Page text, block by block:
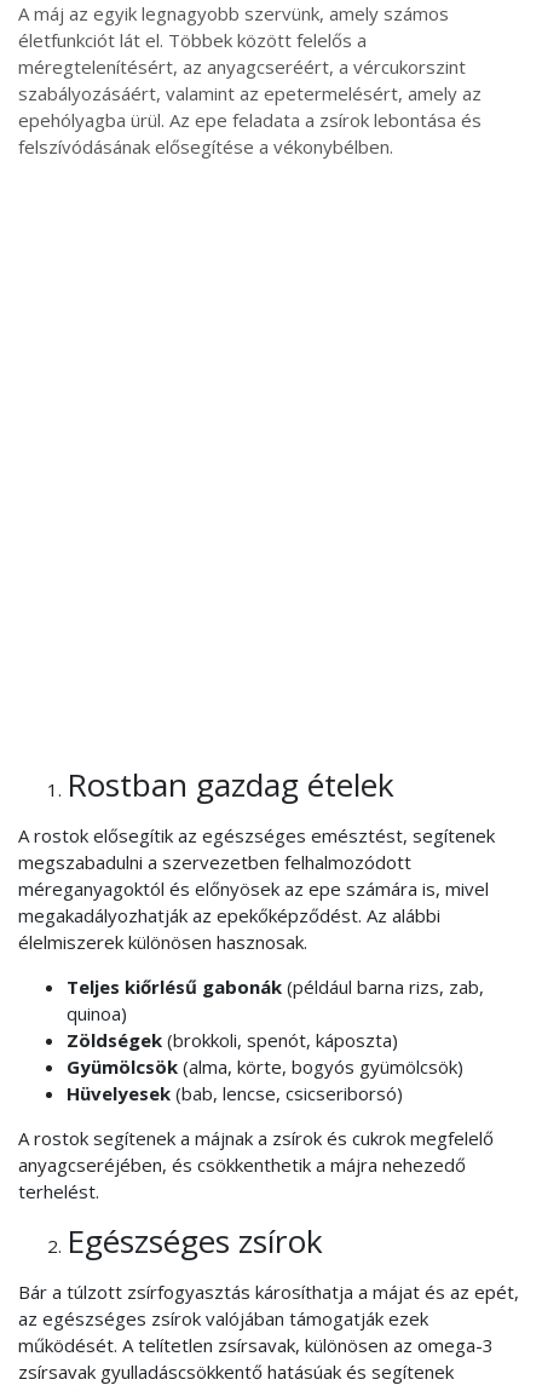
A máj az egyik legnagyobb szervünk, amely számos
életfunkciót lát el. Többek között felelős a
méregtelenítésért, az anyagcseréért, a vércukorszint
szabályozásáért, valamint az epetermelésért, amely az
epehólyagba ürül. Az epe feladata a zsírok lebontása és
felszívódásának elősegítése a vékonybélben.
Rostban gazdag ételek
A rostok elősegítik az egészséges emésztést, segítenek
megszabadulni a szervezetben felhalmozódott
méreganyagoktól és előnyösek az epe számára is, mivel
megakadályozhatják az epekőképződést. Az alábbi
élelmiszerek különösen hasznosak.
Teljes kiőrlésű gabonák (például barna rizs, zab,
quinoa)
Zöldségek (brokkoli, spenót, káposzta)
Gyümölcsök (alma, körte, bogyós gyümölcsök)
Hüvelyesek (bab, lencse, csicseriborsó)
A rostok segítenek a májnak a zsírok és cukrok megfelelő
anyagcseréjében, és csökkenthetik a májra nehezedő
terhelést.
Egészséges zsírok
Bár a túlzott zsírfogyasztás károsíthatja a májat és az epét,
az egészséges zsírok valójában támogatják ezek
működését. A telítetlen zsírsavak, különösen az omega-3
zsírsavak gyulladáscsökkentő hatásúak és segítenek